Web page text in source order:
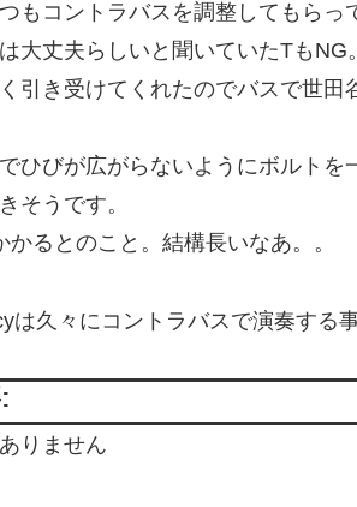
もコントラバスを調整してもら
大丈夫らしいと聞いていたTも
引き受けてくれたのでバスで世田
ひびが広がらないようにボルト
そうです。
かるとのこと。結構長いなあ。。
は久々にコントラバスで演奏する
りません